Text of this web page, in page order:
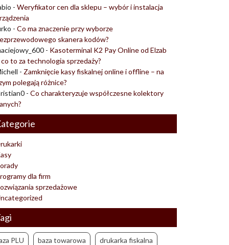
- Weryfikator cen dla sklepu – wybór i instalacja
- Co ma znaczenie przy wyborze
skanera kodów?
- Kasoterminal K2 Pay Online od Elzab
co to za technologia sprzedaży?
- Zamknięcie kasy fiskalnej online i offline – na
polegają różnice?
- Co charakteryzuje współczesne kolektory
dla firm
sprzedażowe
PLU baza towarowa drukarka fiskalna